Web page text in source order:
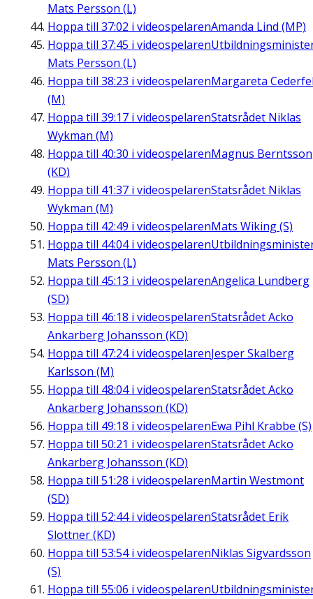
Mats Persson (L)
Hoppa till 37:02 i videospelarenAmanda Lind (MP)
Hoppa till 37:45 i videospelaren
Mats Persson (L)
Hoppa till 38:23 i videospelarenMargareta
(M)
Hoppa till 39:17 i videospelarenStatsrådet Niklas
Wykman (M)
Hoppa till 40:30 i videospelarenMagnus Berntsson
(KD)
Hoppa till 41:37 i videospelarenStatsrådet Niklas
Wykman (M)
Hoppa till 42:49 i videospelarenMats Wiking (S)
Hoppa till 44:04i videospelaren
Mats Persson (L)
Hoppa till 45:13 i videospelarenAngelica Lundberg
(SD)
Hoppa till 46:18 i videospelarenStatsrådet Acko
Ankarberg Johansson (KD)
Hoppa till 47:24i videospelarenJesper Skalberg
Karlsson (M)
Hoppa till 48:04i videospelarenStatsrådet Acko
Ankarberg Johansson (KD)
Hoppa till 49:18 i videospelarenEwa Pihl Krabbe (S)
Hoppa till 50:21 i videospelarenStatsrådet Acko
Ankarberg Johansson (KD)
Hoppa till 51:28 i videospelarenMartin Westmont
(SD)
Hoppa till 52:44i videospelarenStatsrådet Erik
Slottner (KD)
Hoppa till 53:54i videospelarenNiklas Sigvardsson
(S)
Hoppa till 55:06 i videospelaren